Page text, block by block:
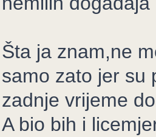
Šta ja znam,ne
samo zato jer su
zadnje vrijeme
A bio bih i